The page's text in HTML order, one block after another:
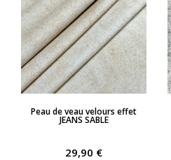
APERÇU RAPIDE
Peau de veau velours effet
JEANS SABLE
29,90 €